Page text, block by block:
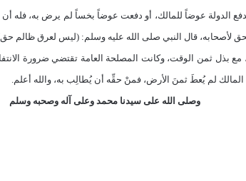
الدولة عوضاً للمالك، أو دفعت عوضاً بخساً لم يرض به، فله أن
قال النبي صلى الله عليه وسلم: (ليس لعرق ظالم حق) [أبوداود:3075،
بذل ثمن الوقت، وكانت المصلحة العامة تقتضي ضرورة
لم يُعطَ ثمنَ الأرض، فمنْ حقِّه أن يُطالِب به، والله أعلم.
وصلى الله على سيدنا محمد وعلى آله وصحبه وسلم